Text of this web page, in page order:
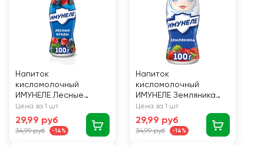
Напиток
кисломолочный
ИМУНЕЛЕ Лесные
ягоды 1,2%, без змж,
100г
Цена за 1 шт
29,99 руб
34,99 руб -14%
Напиток
кисломолочный
ИМУНЕЛЕ Земляника
1,2%, без змж, 100г
Цена за 1 шт
29,99 руб
34,99 руб -14%